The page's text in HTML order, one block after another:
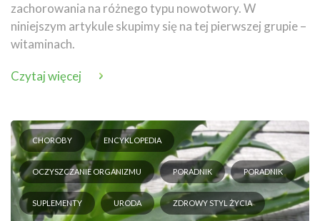
zachorowania na różnego typu nowotwory. W
niniejszym artykule skupimy się na tej pierwszej grupie –
witaminach.
Czytaj więcej
CHOROBY ENCYKLOPEDIA
OCZYSZCZANIE ORGANIZMU PORADNIK PORADNIK
SUPLEMENTY URODA ZDROWY STYL ŻYCIA